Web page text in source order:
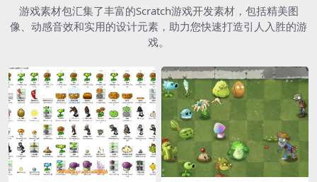
游戏素材包汇集了丰富的Scratch游戏开发素材，包括精美图
像、动感音效和实用的设计元素，助力您快速打造引人入胜的游
戏。